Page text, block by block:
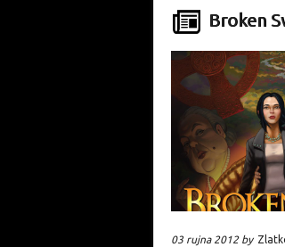
Broken
03 rujna 2012 by